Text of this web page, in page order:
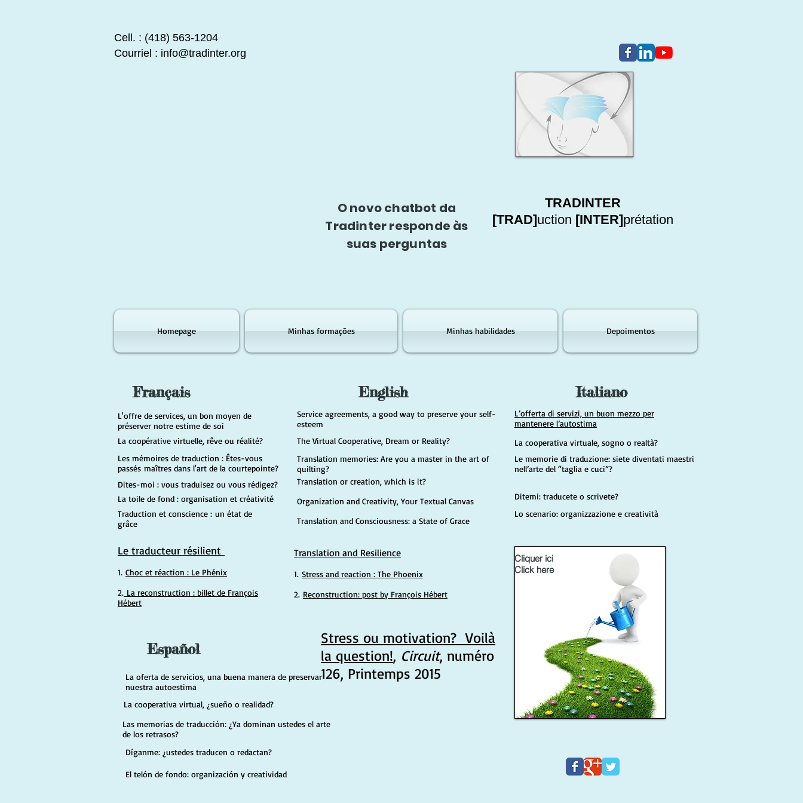
Cell. : (418) 563-1204
Courriel : info@tradinter.org
O novo chatbot da
Tradinter responde às
suas perguntas
TRADINTER
[TRAD]uction [INTER]prétation
Homepage Minhas formações Minhas habilidades Depoimentos
Français English Italiano
L'offre de services, un bon moyen de
préserver notre estime de soi
La coopérative virtuelle, rêve ou réalité?
Service agreements, a good way to preserve your self-
esteem
The Virtual Cooperative, Dream or Reality?
Les mémoires de traduction : Êtes-vous
passés maîtres dans l'art de la courtepointe?
Translation memories: Are you a master in the art of
quilting?
Dites-moi : vous traduisez ou vous rédigez?
Translation or creation, which is it?
La toile de fond : organisation et créativité
Traduction et conscience : un état de
grâce
Organization and Creativity, Your Textual Canvas
Translation and Consciousness: a State of Grace
Le traducteur résilient
1. Choc et réaction : Le Phénix
2. La reconstruction : billet de François
Hébert
Translation and Resilience
1. Stress and reaction : The Phoenix
2. Reconstruction: post by François Hébert
Español
La oferta de servicios, una buena manera de preservar
nuestra autoestima
Stress ou motivation? Voilà
la question!, Circuit, numéro
126, Printemps 2015
La cooperativa virtual, ¿sueño o realidad?
L’offerta di servizi, un buon mezzo per
mantenere l’autostima
La cooperativa virtuale, sogno o realtà?
Le memorie di traduzione: siete diventati maestri
nell’arte del “taglia e cuci”?
Ditemi: traducete o scrivete?
Lo scenario: organizzazione e creatività
Cliquer ici
Click here
Las memorias de traducción: ¿Ya dominan ustedes el arte
de los retrasos?
Díganme: ¿ustedes traducen o redactan?
El telón de fondo: organización y creatividad